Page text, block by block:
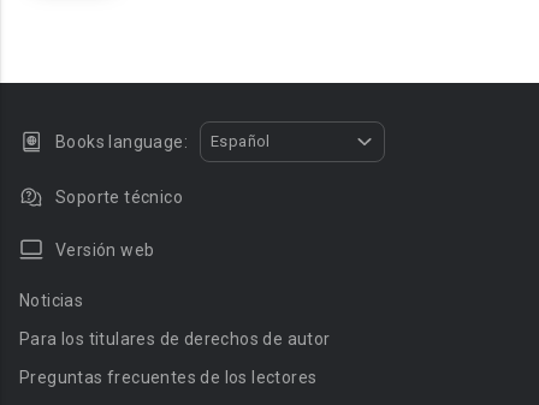
Books language: Español
Soporte técnico
Versión web
Noticias
Para los titulares de derechos de autor
Preguntas frecuentes de los lectores